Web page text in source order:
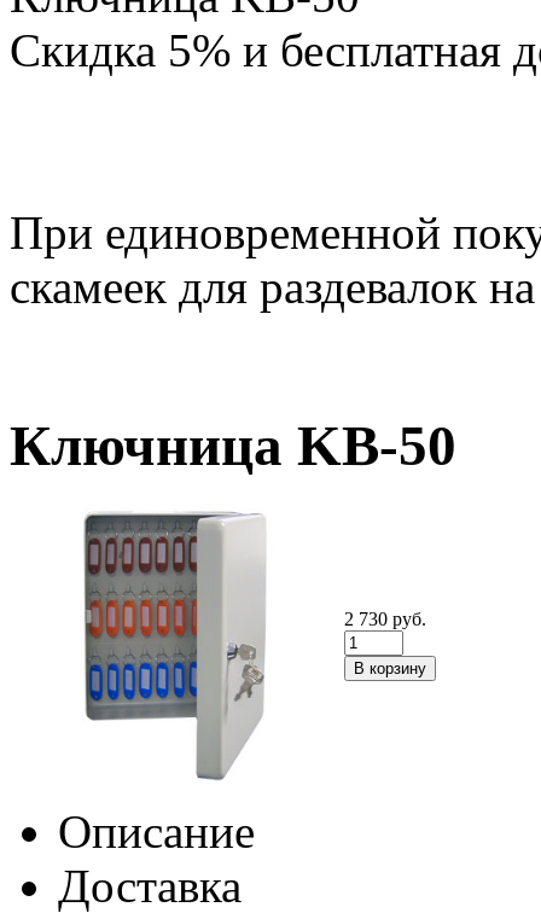
Скидка 5% и бесплатная
При единовременной
скамеек для раздевалок
Ключница KB-50
2 730 руб.
Описание
Доставка